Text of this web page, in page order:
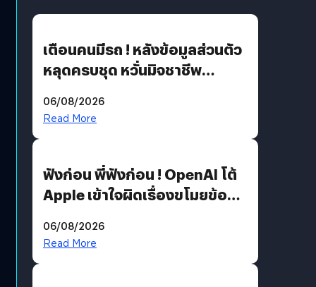
เตือนคนมีรถ ! หลังข้อมูลส่วนตัว
หลุดครบชุด หวั่นมิจชาชีพ
รหัสผ่านหลุด ไม่ใช่แฮ็กเกอร์
06/08/2026
Read More
ฟังก่อน พี่ฟังก่อน ! OpenAI โต้
Apple เข้าใจผิดเรื่องขโมยข้อมูล
06/08/2026
Read More